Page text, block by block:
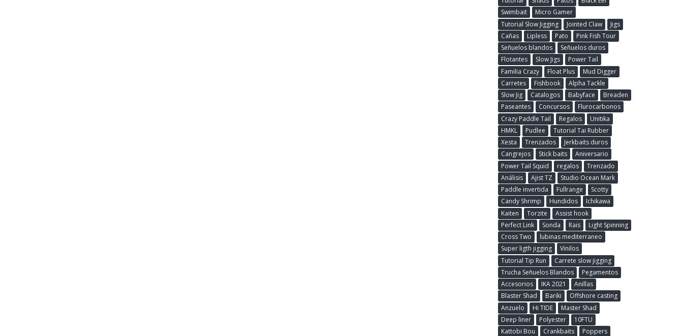
Swimbait
Micro Gamer
Tutorial Slow Jigging
Jointed Claw
Jigs
Cañas
Lipless Pato
Pink Fish Tour
Señuelos blandos
Señuelos duros
Flotantes
Slow Jigs
Power Tail
Familia Crazy
Float Plus
Mud Digger
Carretes
Fishbook
Alpha Tackle
Slow Jig
Catalogos Babyface
Breaden
Paseantes
Concursos
Flurocarbonos
Crazy Paddle Tail
Regalos
Unitika
HMKL
Pudlee
Tutorial Tai Rubber
Xesta
Trenzados
Jerkbaits duros
Cangrejos
Stick baits
Aniversario
Power Tail Squid
regalos
Trenzado
Análisis
Ajist TZ
Studio Ocean Mark
Paddle invertida
Fullrange
Scotty
Candy Shrimp
Hundidos
Ichikawa
Kaiten
Torzite
Assist hook
Perfect Link
Sonda Rais
Light Spinning
Cross Two
lubinas mediterraneo
Super ligth jigging
Vinilos
Tutorial Tip Run
Carrete slow jigging
Trucha Señuelos Blandos
Pegamentos
Accesorios
IKA 2021
Anillas
Blaster Shad
Bariki
Offshore casting
Anzuelo
Hi TIDE
Master Shad
Deep liner
Polyester
10FTU
Kattobi Bou
Crankbaits
Poppers